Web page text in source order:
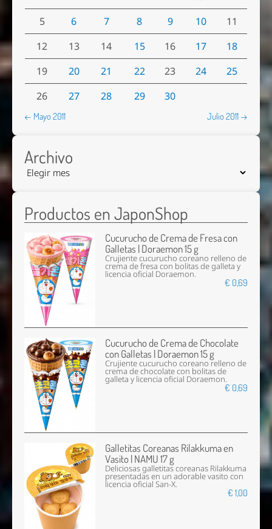
5
6 7 8 9 10
11
12
13 14 15 16 17
18
19
20 21 22 23 24
25
26
27 28 29 30
← Mayo 2011 Julio 2011 →
Archivo
Productos en JaponShop
Cucurucho de Crema de Fresa con
Galletas | Doraemon 15 g
Crujiente cucurucho coreano relleno de
crema de fresa con bolitas de galleta y
licencia oficial Doraemon.
€ 0,69
Cucurucho de Crema de Chocolate
con Galletas | Doraemon 15 g
Crujiente cucurucho coreano relleno de
crema de chocolate con bolitas de
galleta y licencia oficial Doraemon.
€ 0,69
Galletitas Coreanas Rilakkuma en
Vasito | NAMU 17 g
Deliciosas galletitas coreanas Rilakkuma
presentadas en un adorable vasito con
licencia oficial San-X.
€ 1,00